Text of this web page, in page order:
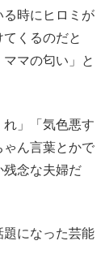
時にヒロミが
くるのだと
マの匂い」と
」「気色悪す
ゃん言葉とかで
残念な夫婦だ
になった芸能